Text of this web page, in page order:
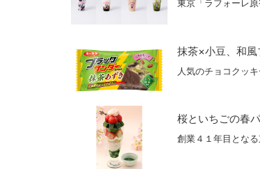
東京「ラフォーレ
抹茶×小豆、和
人気のチョコクッ
桜といちごの春
創業４１年目とな